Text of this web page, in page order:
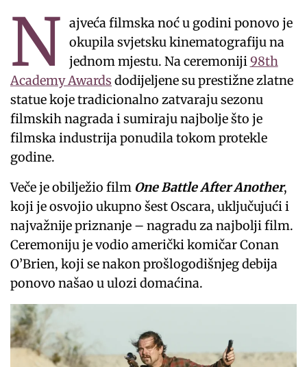
N ajveća filmska noć u godini ponovo je
okupila svjetsku kinematografiju na
jednom mjestu. Na ceremoniji98th
Academy Awards dodijeljene su prestižne zlatne
statue koje tradicionalno zatvaraju sezonu
filmskih nagrada i sumiraju najbolje što je
filmska industrija ponudila tokom protekle
godine.
Veče je obilježio film One Battle After Another,
koji je osvojio ukupno šest Oscara, uključujući i
najvažnije priznanje – nagradu za najbolji film.
Ceremoniju je vodio američki komičar Conan
O’Brien, koji se nakon prošlogodišnjeg debija
ponovo našao u ulozi domaćina.